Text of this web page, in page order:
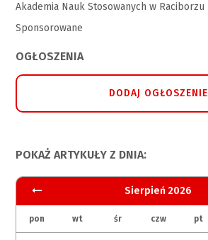
Akademia Nauk Stosowanych w Raciborzu
Sponsorowane
OGŁOSZENIA
DODAJ OGŁOSZENIE
POKAŻ ARTYKUŁY Z DNIA:
Sierpień 2026
pon wt śr czw pt